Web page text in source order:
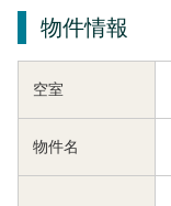
物件情報
空室
物件名